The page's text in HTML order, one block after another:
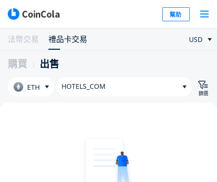
幫助
法幣交易 禮品卡交易 USD
購買 出售
ETH HOTELS_COM
篩選